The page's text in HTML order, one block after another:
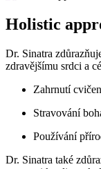
Holistic
Dr. Sinatra
zdravějšímu srdci a
Zahrnutí
Stravování
Používání
Dr. Sinatra také